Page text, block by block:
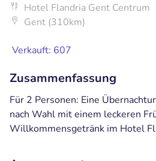
Hotel Flandria Gent Centrum
Gent (310km)
Verkauft: 607
Zusammenfassung
Für 2 Personen: Eine
nach Wahl mit einem leckeren
Willkommensgetränk im Hotel